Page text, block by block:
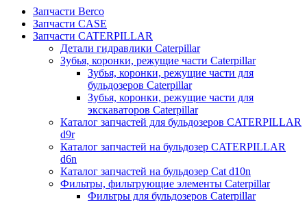
Запчасти Berco
Запчасти CASE
Запчасти CATERPILLAR
Детали гидравлики Caterpillar
Зубья, коронки, режущие части Caterpillar
Зубья, коронки, режущие части для
бульдозеров Caterpillar
Зубья, коронки, режущие части для
экскаваторов Caterpillar
Каталог запчастей для бульдозеров CATERPILLAR
d9r
Каталог запчастей на бульдозер CATERPILLAR
d6n
Каталог запчастей на бульдозер Сat d10n
Фильтры, фильтрующие элементы Caterpillar
Фильтры для бульдозеров Caterpillar